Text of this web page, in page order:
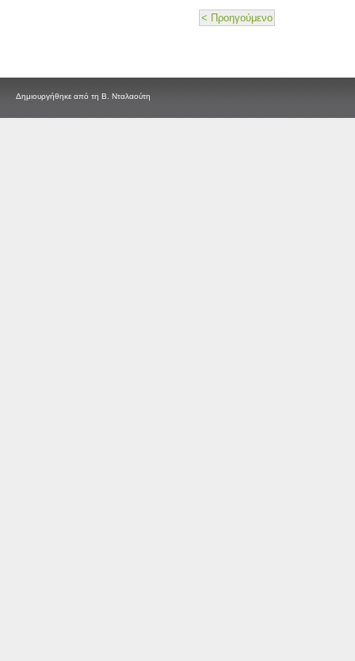
< Προηγούμενο
Δημιουργήθηκε από τη Β. Νταλαούτη